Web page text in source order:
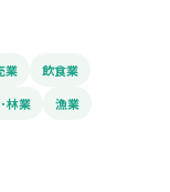
業
飲食業
林業
漁業